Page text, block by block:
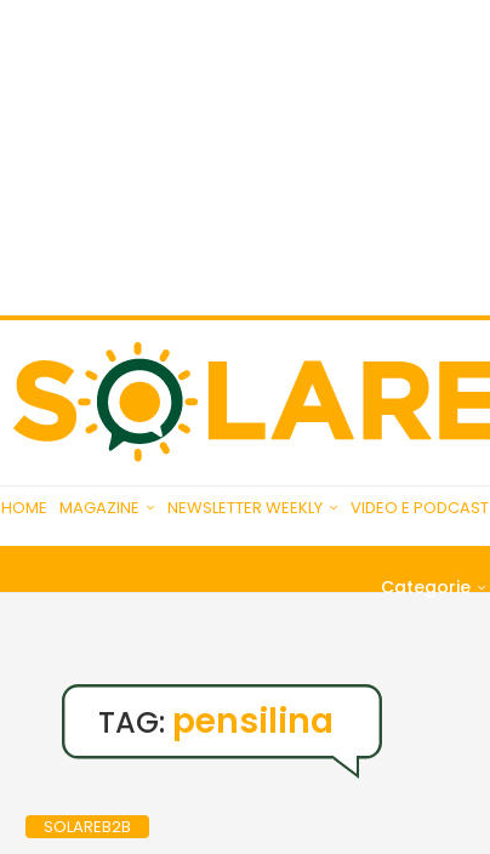
HOME MAGAZINE NEWSLETTER WEEKLY VIDEO E PODCAST
Categorie
TAG: pensilina
SOLAREB2B